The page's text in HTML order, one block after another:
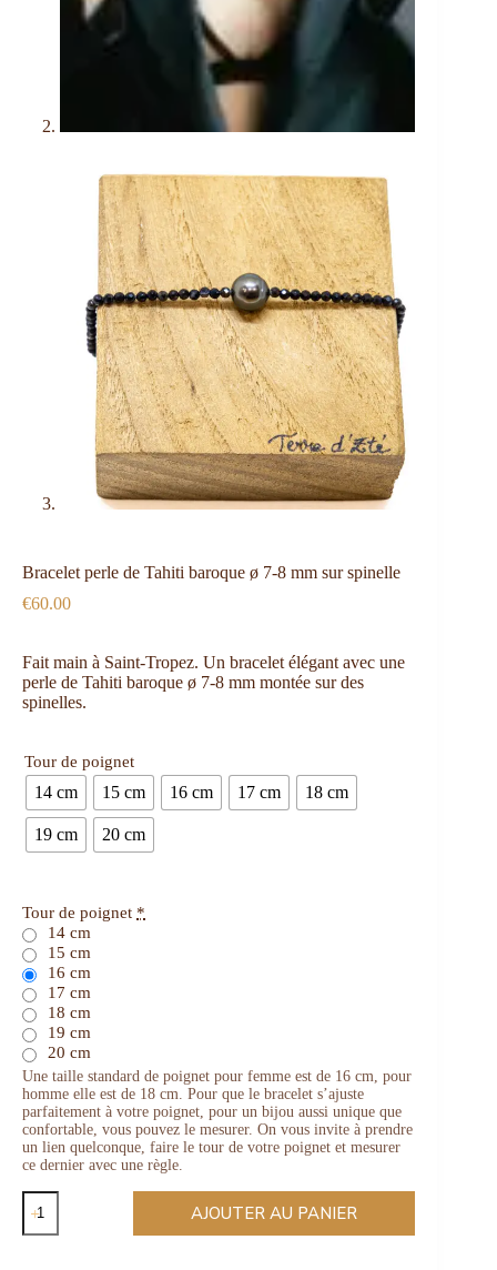
Bracelet perle de Tahiti baroque ø 7-8 mm sur spinelle
€60.00
Fait main à Saint-Tropez. Un bracelet élégant avec une
perle de Tahiti baroque ø 7-8 mm montée sur des
spinelles.
Tour de poignet
14 cm 15 cm 16 cm 17 cm 18 cm
19 cm 20 cm
Tour de poignet *
14 cm
15 cm
16 cm
17 cm
18 cm
19 cm
20 cm
Une taille standard de poignet pour femme est de 16 cm, pour
homme elle est de 18 cm. Pour que le bracelet s’ajuste
parfaitement à votre poignet, pour un bijou aussi unique que
confortable, vous pouvez le mesurer. On vous invite à prendre
un lien quelconque, faire le tour de votre poignet et mesurer
ce dernier avec une règle.
AJOUTER AU PANIER